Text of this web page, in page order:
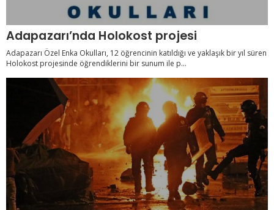
Adapazarı’nda Holokost projesi
Adapazarı Özel Enka Okulları, 12 öğrencinin katıldığı ve yaklaşık bir yıl süren
Holokost projesinde öğrendiklerini bir sunum ile p...